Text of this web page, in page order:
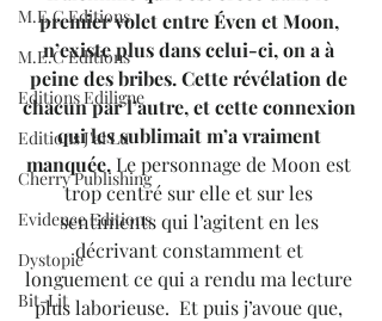
M.E.C Editions
M.E.C Editions
Editions Ediligne
Editions J'ai Lu
Cherry Publishing
Evidence Editions
Dystopie
Bit-Lit
premier volet entre Éven et Moon,
n’existe plus dans celui-ci, on a à
peine des bribes. Cette révélation de
chacun par l’autre, et cette connexion
qui les sublimait m’a vraiment
manquée. Le personnage de Moon est
trop centré sur elle et sur les
sentiments qui l’agitent en les
décrivant constamment et
longuement ce qui a rendu ma lecture
plus laborieuse.  Et puis j’avoue que,